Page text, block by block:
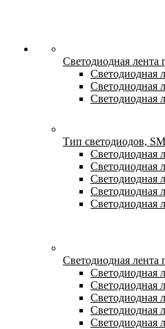
Светодиодная
Светодиодная
Светодиодная
Светодиодная
Тип светодиодов,
Cветодиодная
Светодиодная
Светодиодная
Светодиодная
Светодиодная
Светодиодная лента
Светодиодная
Светодиодная
Светодиодная
Светодиодная
Светодиодная